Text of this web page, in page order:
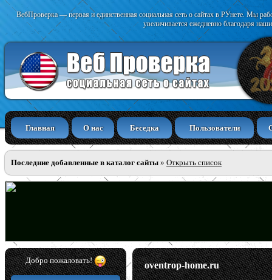
ВебПроверка — первая и единственная социальная сеть о сайтах в РУнете. Мы
увеличивается ежедневно благодаря
Главная О нас Беседка Пользователи
Последние добавленные в каталог сайты » Открыть список
Добро пожаловать! oventrop-home.ru